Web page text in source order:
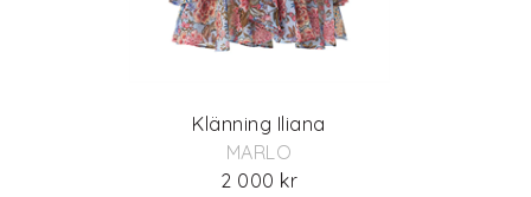
Klänning Iliana
MARLO
2 000 kr